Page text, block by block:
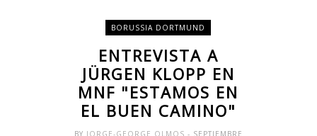
BORUSSIA DORTMUND
ENTREVISTA A
JÜRGEN KLOPP EN
MNF "ESTAMOS EN
EL BUEN CAMINO"
BY JORGE-GEORGE OLMOS - SEPTIEMBRE